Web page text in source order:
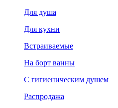
Для душа
Для кухни
Встраиваемые
На борт ванны
C гигиеническим душем
Распродажа